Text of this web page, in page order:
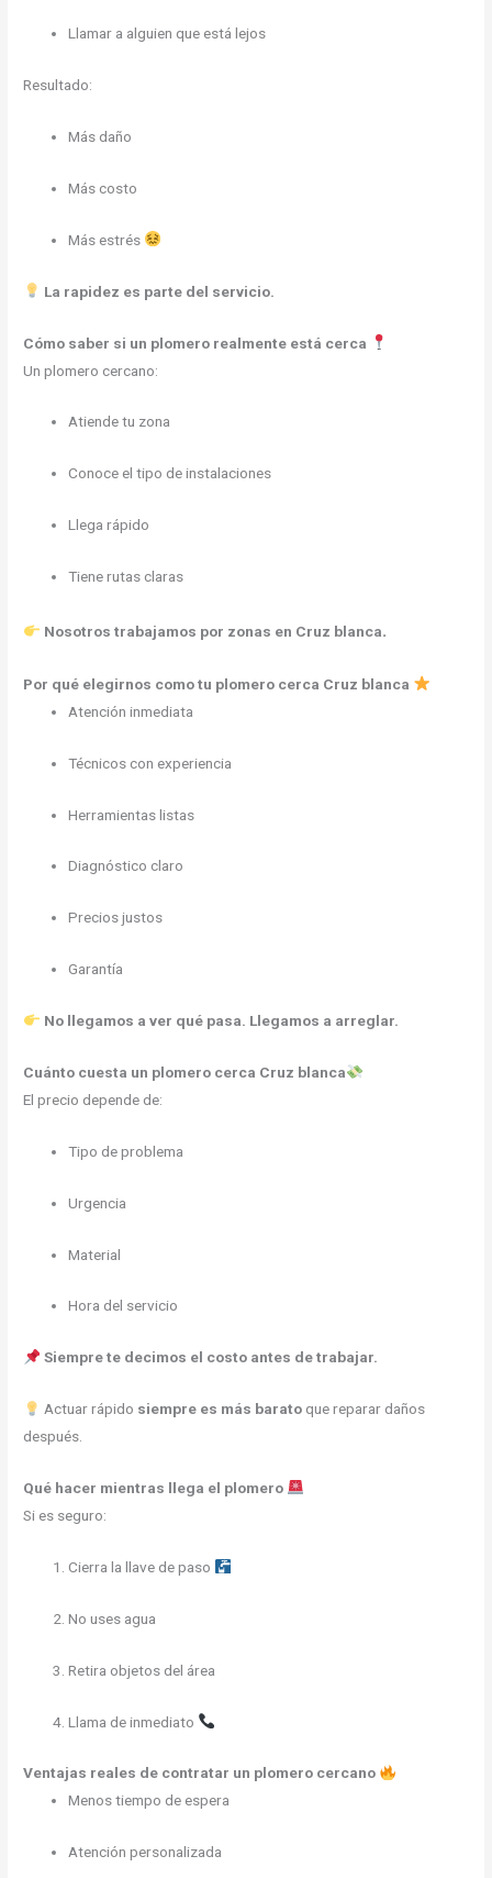
Llamar a alguien que está lejos
Resultado:
Más daño
Más costo
Más estrés
La rapidez es parte del servicio.
Cómo saber si un plomero realmente está cerca
Un plomero cercano:
Atiende tu zona
Conoce el tipo de instalaciones
Llega rápido
Tiene rutas claras
Nosotros trabajamos por zonas en Cruz blanca.
Por qué elegirnos como tu plomero cerca Cruz blanca
Atención inmediata
Técnicos con experiencia
Herramientas listas
Diagnóstico claro
Precios justos
Garantía
No llegamos a ver qué pasa. Llegamos a arreglar.
Cuánto cuesta un plomero cerca Cruz blanca
El precio depende de:
Tipo de problema
Urgencia
Material
Hora del servicio
Siempre te decimos el costo antes de trabajar.
Actuar rápido siempre es más baratoque reparar daños
después.
Qué hacer mientras llega el plomero
Si es seguro:
Cierra la llave de paso
No uses agua
Retira objetos del área
Llama de inmediato
Ventajas reales de contratar un plomero cercano
Menos tiempo de espera
Atención personalizada